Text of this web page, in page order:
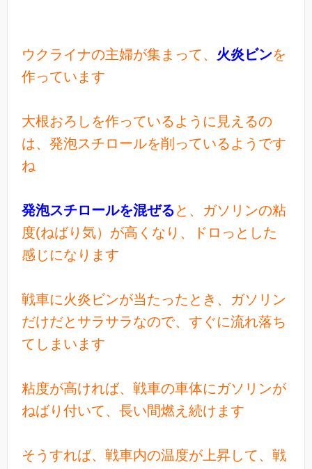
ウクライナの主婦が集まって、 火炎ビンを
作っています
大根おろしを作っているように見えるの
は、発泡スチロールを削っているようです
ね
発泡スチロールを混ぜると、ガソリンの粘
度(ねばり気）が高くなり、ドロっとした
感じになります
戦車に火炎ビンが当たったとき、ガソリン
だけだとサラサラなので、すぐに流れ落ち
てしまいます
粘度が高ければ、戦車の車体にガソリンが
ねばり付いて、長い間燃え続けます
そうすれば、戦車内の温度が上昇して、戦